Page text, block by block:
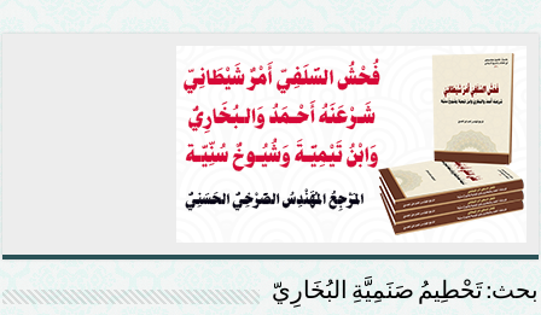
بحث: تَحْطِيمُ صَنَمِيَّةِ البُخَارِيّ